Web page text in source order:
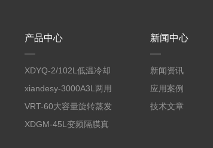
产品中心
XDYQ-2/102L低温冷却
液循环装置
xiandesy-3000A3L两用
型旋转蒸发仪
VRT-60大容量旋转蒸发
仪
XDGM-45L变频隔膜真
新闻中心
新闻资讯
应用案例
技术文章